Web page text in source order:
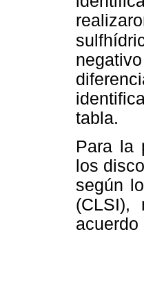
tabla.
Para la
los
según
(CLSI),